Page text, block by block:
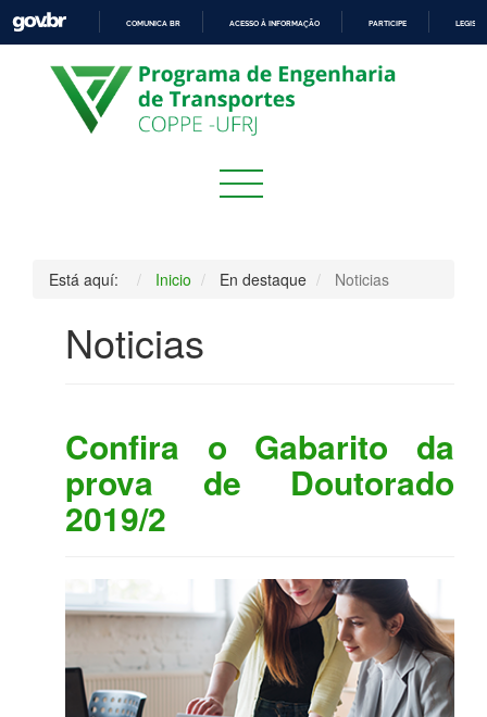
PARA
O
CONTEÚDO
COMUNICA BR ACESSO À INFORMAÇÃO PARTICIPE
Está aquí: Inicio En destaque Noticias
Noticias
Confira o Gabarito da
prova de Doutorado
2019/2